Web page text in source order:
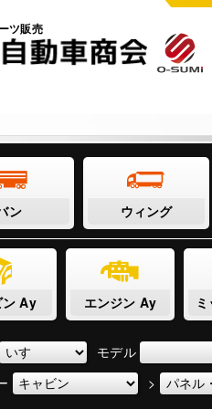
ツ販売
ン ウィング
ン Ay エンジン Ay
モデル
>